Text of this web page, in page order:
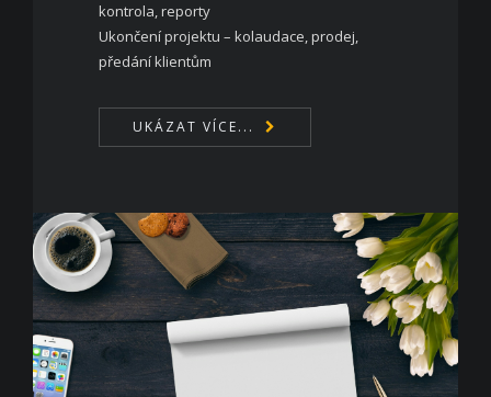
kontrola, reporty
Ukončení projektu – kolaudace, prodej,
předání klientům
UKÁZAT VÍCE...